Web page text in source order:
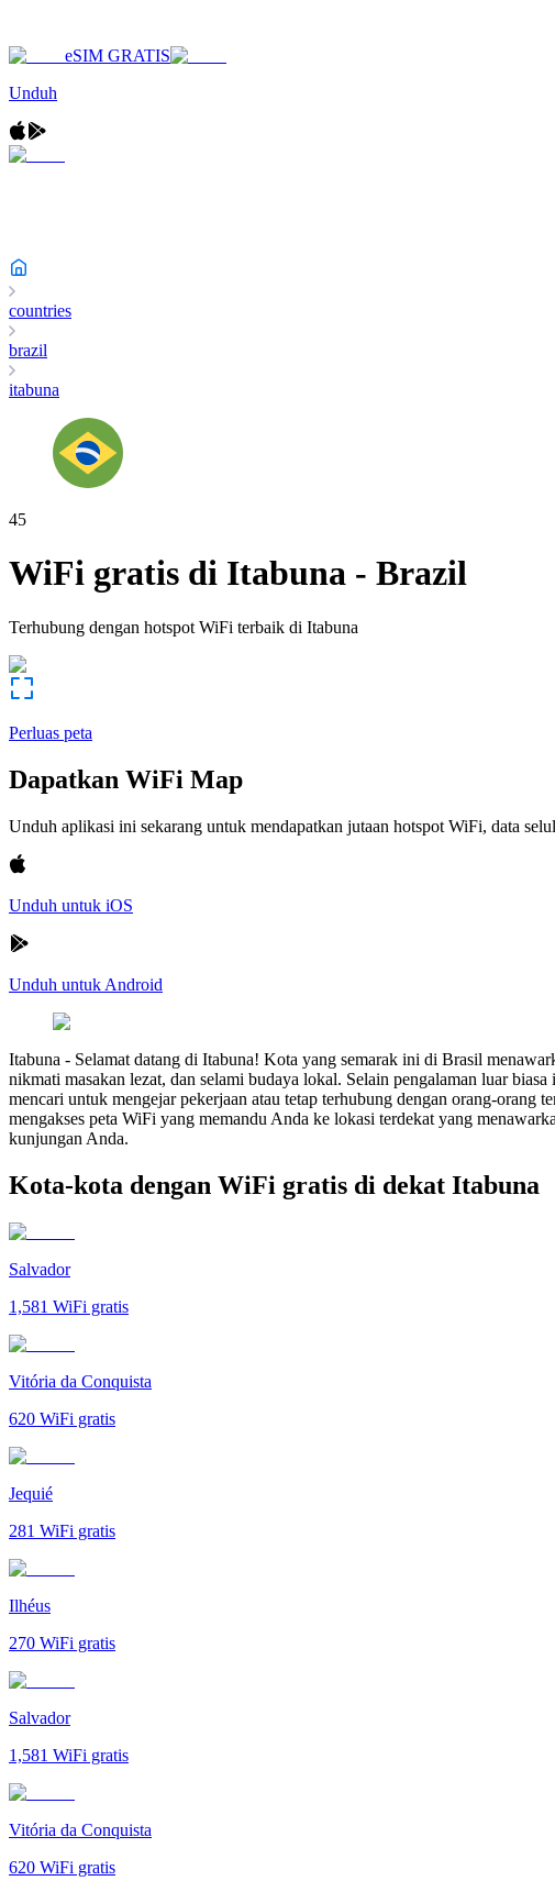
eSIM GRATIS
Unduh
countries
brazil
itabuna
45
WiFi gratis di Itabuna - Brazil
Terhubung dengan hotspot WiFi terbaik di Itabuna
Perluas peta
Dapatkan WiFi Map
Unduh aplikasi ini sekarang untuk mendapatkan jutaan hotspot WiFi, data
Unduh untuk iOS
Unduh untuk Android
Itabuna - Selamat datang di Itabuna! Kota yang semarak ini di Brasil
nikmati masakan lezat, dan selami budaya lokal. Selain pengalaman luar
mencari untuk mengejar pekerjaan atau tetap terhubung dengan orang-
mengakses peta WiFi yang memandu Anda ke lokasi terdekat yang
kunjungan Anda.
Kota-kota dengan WiFi gratis di dekat Itabuna
Salvador
1,581 WiFi gratis
Vitória da Conquista
620 WiFi gratis
Jequié
281 WiFi gratis
Ilhéus
270 WiFi gratis
Salvador
1,581 WiFi gratis
Vitória da Conquista
620 WiFi gratis